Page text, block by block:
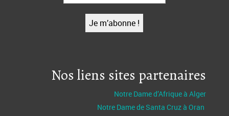
Nos liens sites partenaires
Notre Dame d’Afrique à Alger
Notre Dame de Santa Cruz à Oran